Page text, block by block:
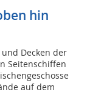
hin
Decken der
Seitenschiffen
auf dem